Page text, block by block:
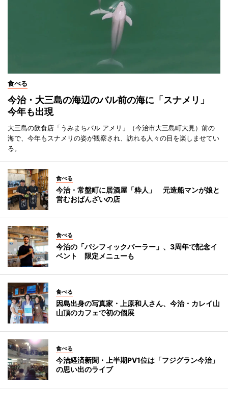
食べる
今治・大三島の海辺のバル前の海に「スナメリ」
今年も出現
大三島の飲食店「うみまちバル アメリ」（今治市大三島町大見）前の
海で、今年もスナメリの姿が観察され、訪れる人々の目を楽しませてい
る。
食べる
今治・常盤町に居酒屋「粋人」 元造船マンが娘と
営むおばんざいの店
食べる
今治の「パシフィックパーラー」、3周年で記念イ
ベント 限定メニューも
食べる
因島出身の写真家・上原和人さん、今治・カレイ山
山頂のカフェで初の個展
食べる
今治経済新聞・上半期PV1位は「フジグラン今治」
の思い出のライブ